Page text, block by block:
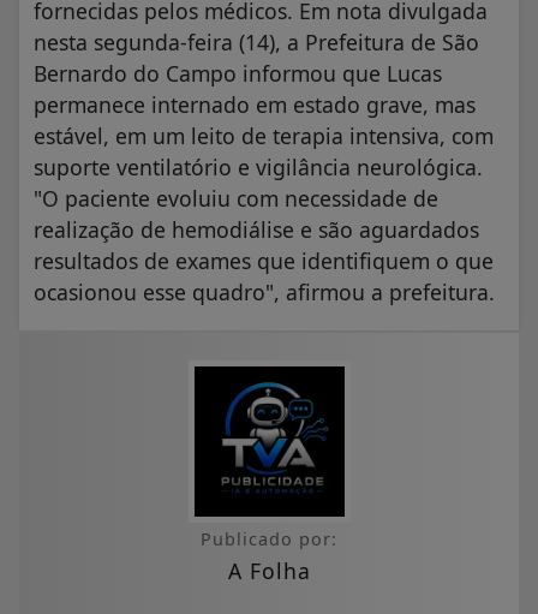
fornecidas pelos médicos. Em nota divulgada
nesta segunda-feira (14), a Prefeitura de São
Bernardo do Campo informou que Lucas
permanece internado em estado grave, mas
estável, em um leito de terapia intensiva, com
suporte ventilatório e vigilância neurológica.
"O paciente evoluiu com necessidade de
realização de hemodiálise e são aguardados
resultados de exames que identifiquem o que
ocasionou esse quadro", afirmou a prefeitura.
Publicado por:
A Folha